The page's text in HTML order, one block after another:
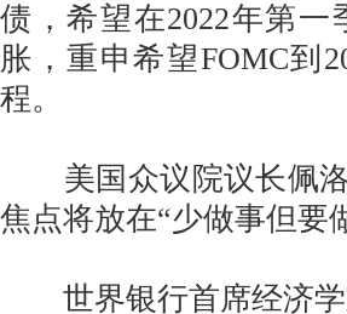
债，希望在2022年第
胀，重申希望FOMC到
程。
美国众议院议长佩洛
焦点将放在“少做事但要
世界银行首席经济学